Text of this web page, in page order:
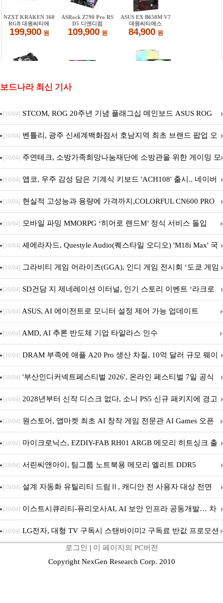
보드나라 최신 기사
[10/04] STCOM, ROG 20주년 기념 플래그십 메인보드 ASUS ROG
Crosshair X870E EDITION 20 국내 출시 예정
[10/04] 벤틀리, 광주 신세계백화점서 호남지역 최초 브랜드 팝업 오
픈
[10/04] 주연테크, 소방가족희망나눔재단에 소방관을 위한 게이밍 모
니터·스마트 펫 침대 기부
[10/04] 앱코, 우주 감성 담은 기계식 키보드 'ACH108' 출시.. 네이버
브랜드데이 기획전 진행
[10/04] 현실적 고성능과 용량에 가격까지,COLORFUL CN600 PRO
M.2 NVMe 디앤디컴 1TB
[10/04] 모바일 파밍 MMORPG ‘히어로 랜드M’ 정식 서비스 돌입
[10/04] 셰에라자드, Questyle Audio(퀘스타일 오디오) 'M18i Max' 국
내 정식 출시
[10/04] 그라비티 게임 어라이즈(GGA), 인디 게임 전시회 ‘도쿄 게임
던전 13’ 참가!
[10/04] SD건담 지 제네레이션 이터널, 인기 스토리 이벤트 ‘라크로
아의 용사’ 재개최 및 풍성한 기념 이벤트 실시!
[10/04] ASUS, AI 에이전트로 모니터 설정 제어 가능 업데이트
[10/04] AMD, AI 추론 반도체 기업 타알라스 인수
[10/04] DRAM 부족에 애플 A20 Pro 생산 차질, 10억 달러 규모 웨이
퍼 대기
[10/04] '부산인디커넥트페스티벌 2026', 온라인 페스티벌 7일 공식
개막... 22일간 진행
[10/04] 2028년부터 신작 디스크 없다, 소니 PS5 신규 패키지에 경고
문 추가
[10/04] 원스토어, 앱마켓 최초 AI 창작 게임 전문관 AI Games 오픈
[10/04] 마이크로닉스, EZDIY-FAB RH01 ARGB 메모리 히트싱크 출
시
[10/04] 서린씨앤아이, 팀그룹 노트북용 메모리 엘리트 DDR5
5600MHz 16GB 출시
[10/04] 설계 자동화 유틸리티 드림Ⅱ, 캐디안 전 사용자 대상 전면
무상 배포
[10/04] 이스트시큐리티-퓨리오사AI, AI 보안 인프라 공동개발… 차
세대 AI 보안 플랫폼 구축
[10/04] LG전자, 대형 TV 구독시 스탠바이미2 구독료 반값 프로모션
로그인 | 이 페이지의 PC버전
Copyright NexGen Research Corp. 2010